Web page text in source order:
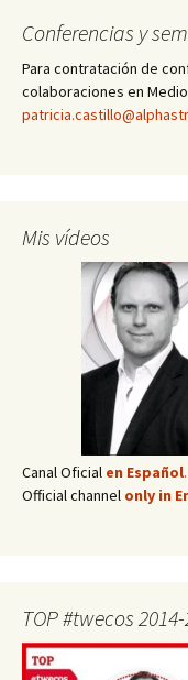
Conferencias y
Para contratación de
colaboraciones en
Mis vídeos
Canal Oficial en Español.
Official channel only in
TOP #twecos